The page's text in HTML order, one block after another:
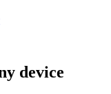
device